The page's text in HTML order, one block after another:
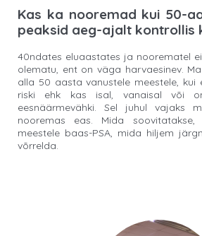
Kas ka nooremad kui 50-
peaksid aeg-ajalt kontrollis
40ndates eluaastates ja noorematel
olematu, ent on väga harvaesinev.
alla 50 aasta vanustele meestele, kui
riski ehk kas isal, vanaisal või
eesnäärmevähki. Sel juhul vajaks
nooremas eas. Mida
meestele baas-PSA, mida hiljem
võrrelda.